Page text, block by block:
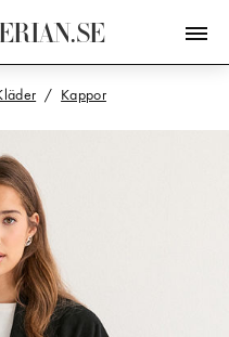
RIAN.SE
Kappor